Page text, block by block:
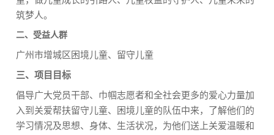
筑梦人。
二、受益人群
广州市增城区困境儿童、留守儿童
三、项目目标
倡导广大党员干部、巾帼志愿者和全社会更多的爱心力量加
入到关爱帮扶留守儿童、困境儿童的队伍中来，了解他们的
学习情况及思想、身体、生活状况，为他们送上关爱温暖和